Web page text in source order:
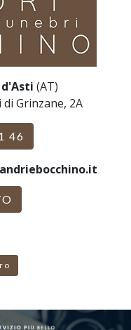
d'Asti (AT)
Grinzane, 2A
46